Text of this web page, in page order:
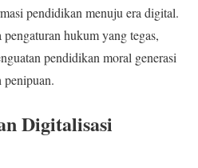
pendidikan menuju era digital.
hukum yang tegas,
pendidikan moral generasi
penipuan.
Digitalisasi